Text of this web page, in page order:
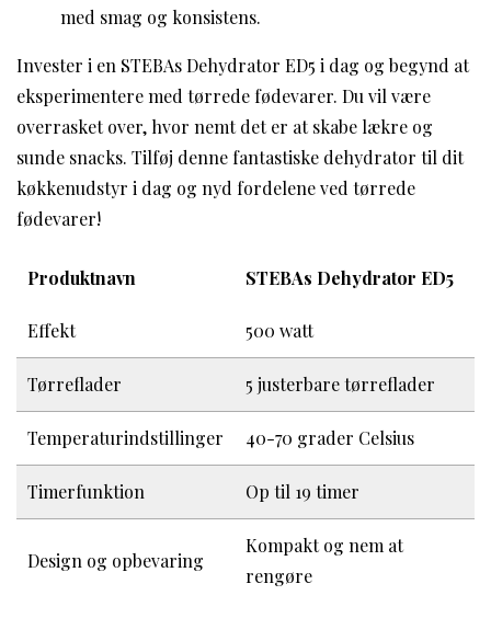
med smag og konsistens.
Invester i en STEBAs Dehydrator ED5 i dag og begynd at
eksperimentere med tørrede fødevarer. Du vil være
overrasket over, hvor nemt det er at skabe lækre og
sunde snacks. Tilføj denne fantastiske dehydrator til dit
køkkenudstyr i dag og nyd fordelene ved tørrede
fødevarer!
Produktnavn STEBAs Dehydrator ED5
Effekt 500 watt
Tørreflader 5 justerbare tørreflader
Temperaturindstillinger 40-70 grader Celsius
Timerfunktion Op til 19 timer
Design og opbevaring
Kompakt og nem at
rengøre